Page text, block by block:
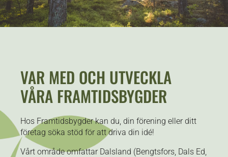
VAR MED OCH UTVECKLA
VÅRA FRAMTIDSBYGDER
Hos Framtidsbygder kan du, din förening eller ditt
företag söka stöd för att driva din idé!
Vårt område omfattar Dalsland (Bengtsfors, Dals Ed,